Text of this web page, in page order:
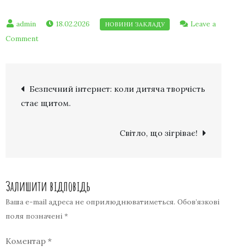
18.02.2026
Leave a
Comment
Безпечний інтернет: коли дитяча творчість
стає щитом.
Світло, що зігріває!
Залишити відповідь
Ваша e-mail адреса не оприлюднюватиметься. Обов’язкові
поля позначені*
Коментар*